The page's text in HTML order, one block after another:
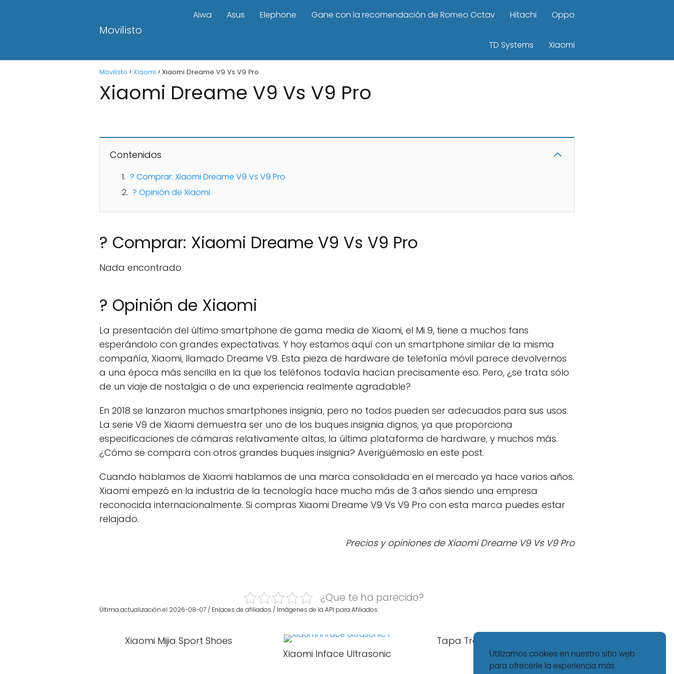
Movilisto
Aiwa Asus Elephone Gane con la recomendación de Romeo Octav Hitachi Oppo
TD Systems Xiaomi
Movilisto Xiaomi Xiaomi Dreame V9 Vs V9 Pro
Xiaomi Dreame V9 Vs V9 Pro
Contenidos
? Comprar: Xiaomi Dreame V9 Vs V9 Pro
? Opinión de Xiaomi
? Comprar: Xiaomi Dreame V9 Vs V9 Pro
Nada encontrado
? Opinión de Xiaomi
La presentación del último smartphone de gama media de Xiaomi, el Mi 9, tiene a muchos fans
esperándolo con grandes expectativas. Y hoy estamos aquí con un smartphone similar de la misma
compañía, Xiaomi, llamado Dreame V9. Esta pieza de hardware de telefonía móvil parece devolvernos
a una época más sencilla en la que los teléfonos todavía hacían precisamente eso. Pero, ¿se trata sólo
de un viaje de nostalgia o de una experiencia realmente agradable?
En 2018 se lanzaron muchos smartphones insignia, pero no todos pueden ser adecuados para sus usos.
La serie V9 de Xiaomi demuestra ser uno de los buques insignia dignos, ya que proporciona
especificaciones de cámaras relativamente altas, la última plataforma de hardware, y muchos más.
¿Cómo se compara con otros grandes buques insignia? Averigüémoslo en este post.
Cuando hablamos de Xiaomi hablamos de una marca consolidada en el mercado ya hace varios años.
Xiaomi empezó en la industria de la tecnología hace mucho más de 3 años siendo una empresa
reconocida internacionalmente. Si compras Xiaomi Dreame V9 Vs V9 Pro con esta marca puedes estar
relajado.
Precios y opiniones de Xiaomi Dreame V9 Vs V9 Pro
¿Que te ha parecido?
Última actualización el 2026-08-07 / Enlaces de afiliados / Imágenes de la API para Afiliados
Xiaomi Mijia Sport Shoes
Xiaomi Inface Ultrasonic
Tapa Trasera Xiaomi Mi5S
Utilizamos cookies en nuestro sitio web
para ofrecerle la experiencia más